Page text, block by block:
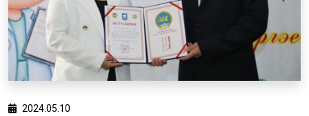
2024.05.10